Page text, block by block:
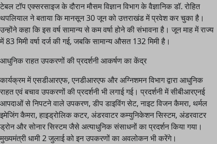
टेबल टॉप एक्सरसाइज के दौरान मौसम विज्ञान विभाग के वैज्ञानिक डॉ. रोहित
थपलियाल ने बताया कि मानसून 30 जून को उत्तराखंड में प्रवेश कर चुका है।
उन्होंने कहा कि इस वर्ष सामान्य से कम वर्षा होने की संभावना है। जून माह में राज्य
में 83 मिमी वर्षा दर्ज की गई, जबकि सामान्य औसत 132 मिमी है।
आधुनिक राहत उपकरणों की प्रदर्शनी आकर्षण का केंद्र
कार्यक्रम में एसडीआरएफ, एनडीआरएफ और अग्निशमन विभाग द्वारा आधुनिक
राहत एवं बचाव उपकरणों की प्रदर्शनी भी लगाई गई। प्रदर्शनी में सीबीआरएनई
आपदाओं से निपटने वाले उपकरण, डीप डाइविंग सेट, नाइट विजन कैमरा, थर्मल
इमेजिंग कैमरा, हाइड्रोलिक कटर, अंडरवाटर कम्युनिकेशन सिस्टम, अंडरवाटर
ड्रोन और सोनार सिस्टम जैसे अत्याधुनिक संसाधनों का प्रदर्शन किया गया।
मुख्यमंत्री धामी 2 जुलाई को इन उपकरणों का अवलोकन भी करेंगे।